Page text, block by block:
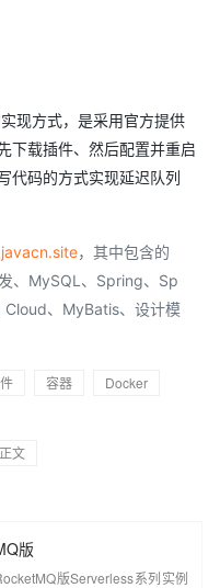
现方式，是采用官方提供
下载插件、然后配置并重启
代码的方式实现延迟队列
，其中包含的
、MySQL、Spring、Sp
、MyBatis、设计模
容器
Docker
文
版
版Serverless系列实例